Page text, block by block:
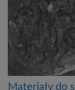
Materiały do